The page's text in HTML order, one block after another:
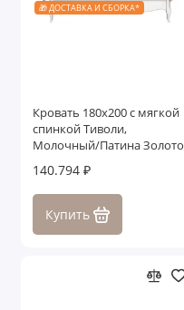
🎁 ДОСТАВКА И СБОРКА*
Кровать 180x200 с мягкой
спинкой Тиволи,
Молочный/Патина Золото
140.794 ₽
Купить